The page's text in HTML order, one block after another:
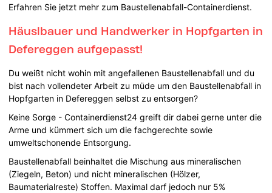
Erfahren Sie jetzt mehr zum Baustellenabfall-Containerdienst.
Häuslbauer und Handwerker in Hopfgarten in
Defereggen aufgepasst!
Du weißt nicht wohin mit angefallenen Baustellenabfall und du
bist nach vollendeter Arbeit zu müde um den Baustellenabfall in
Hopfgarten in Defereggen selbst zu entsorgen?
Keine Sorge - Containerdienst24 greift dir dabei gerne unter die
Arme und kümmert sich um die fachgerechte sowie
umweltschonende Entsorgung.
Baustellenabfall beinhaltet die Mischung aus mineralischen
(Ziegeln, Beton) und nicht mineralischen (Hölzer,
Baumaterialreste) Stoffen. Maximal darf jedoch nur 5%